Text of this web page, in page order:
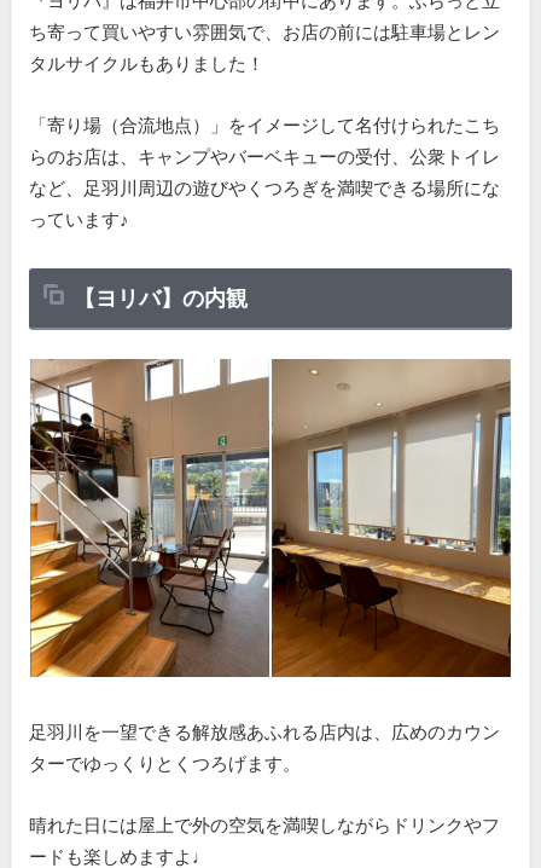
ち寄って買いやすい雰囲気で、お店の前には駐車場とレン
タルサイクルもありました！
「寄り場（合流地点）」をイメージして名付けられたこち
らのお店は、キャンプやバーベキューの受付、公衆トイレ
など、足羽川周辺の遊びやくつろぎを満喫できる場所にな
っています♪
【ヨリバ】の内観
足羽川を一望できる解放感あふれる店内は、広めのカウン
ターでゆっくりとくつろげます。
晴れた日には屋上で外の空気を満喫しながらドリンクやフ
ードも楽しめますよ♩